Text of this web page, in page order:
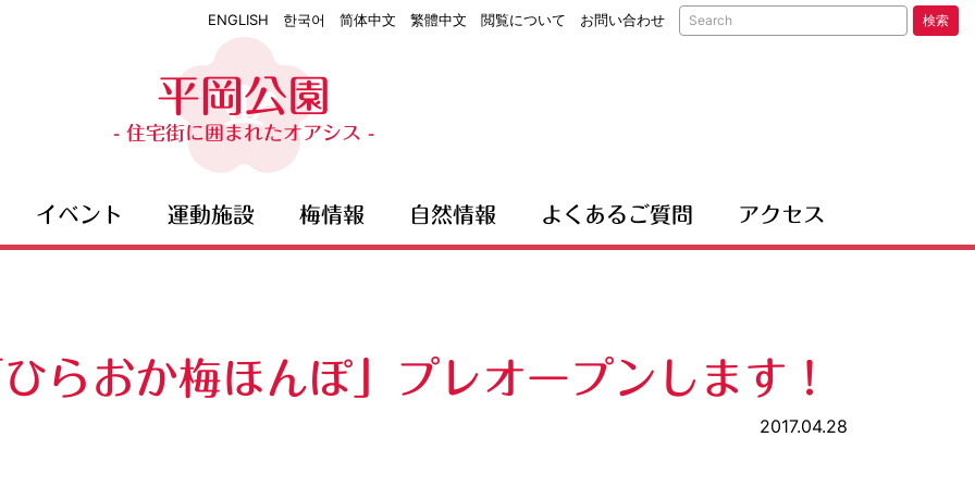
ENGLISH 한국어 简体中文 繁體中文 閲覧について お問い合わせ 検索
平岡公園
- 住宅街に囲まれたオアシス -
イベント 運動施設 梅情報 自然情報 よくあるご質問 アクセス
らおか梅ほんぽ」プレオープンします！
2017.04.28